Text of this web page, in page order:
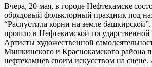
Вчера, 20 мая, в городе Нефтекамске
обрядовый фольклорный праздник под
“Распустила корни на земле
прошло в Нефтекамской
Артисты художественной
Мишкинского и Краснокамского района
нефтекамцев своим искусством на